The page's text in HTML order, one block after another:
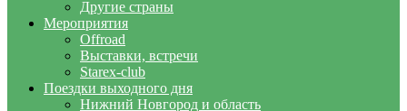
Другие страны
Мероприятия
Offroad
Выставки, встречи
Starex-club
Поездки выходного дня
Нижний Новгород и область